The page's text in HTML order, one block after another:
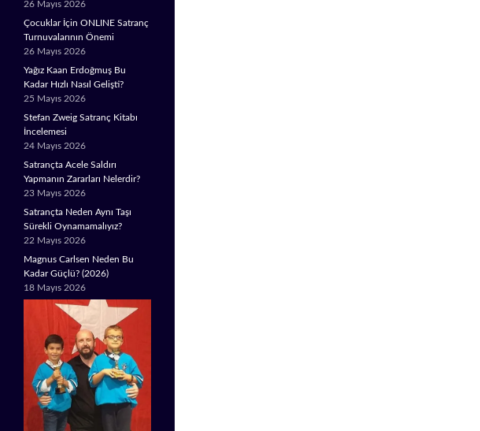
26 Mayıs 2026
Çocuklar İçin ONLINE Satranç
Turnuvalarının Önemi
26 Mayıs 2026
Yağız Kaan Erdoğmuş Bu
Kadar Hızlı Nasıl Gelişti?
25 Mayıs 2026
Stefan Zweig Satranç Kitabı
İncelemesi
24 Mayıs 2026
Satrançta Acele Saldırı
Yapmanın Zararları Nelerdir?
23 Mayıs 2026
Satrançta Neden Aynı Taşı
Sürekli Oynamamalıyız?
22 Mayıs 2026
Magnus Carlsen Neden Bu
Kadar Güçlü? (2026)
18 Mayıs 2026